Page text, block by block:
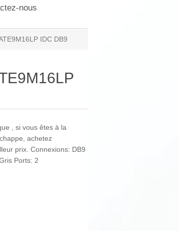
nous
IDC DB9
, si vous êtes à la
achetez
prix. Connexions: DB9
Ports: 2